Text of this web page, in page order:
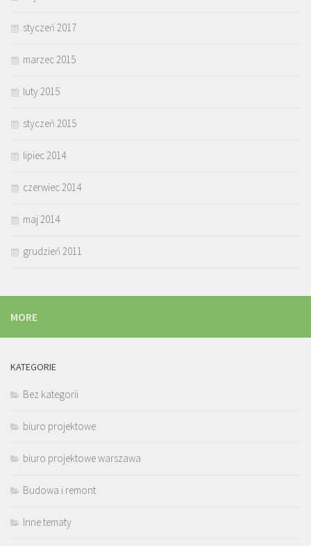
styczeń 2017
marzec 2015
luty 2015
styczeń 2015
lipiec 2014
czerwiec 2014
maj 2014
grudzień 2011
MORE
KATEGORIE
Bez kategorii
biuro projektowe
biuro projektowe warszawa
Budowa i remont
Inne tematy